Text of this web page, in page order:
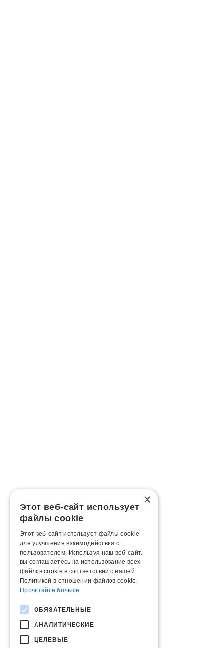
×
Этот веб-сайт использует
файлы cookie
Этот веб-сайт использует файлы cookie
для улучшения взаимодействия с
пользователем. Используя наш веб-сайт,
вы соглашаетесь на использование всех
файлов cookie в соответствии с нашей
Политикой в ​​отношении файлов cookie.
Прочитайте больше
ОБЯЗАТЕЛЬНЫЕ
АНАЛИТИЧЕСКИЕ
ЦЕЛЕВЫЕ